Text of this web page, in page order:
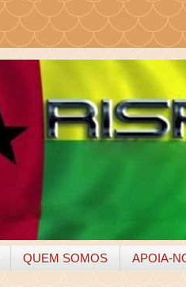
QUEM SOMOS APOIA-